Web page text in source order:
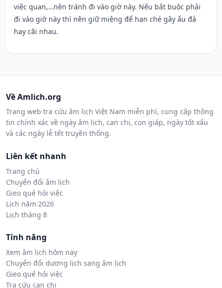
việc quan,…nên tránh đi vào giờ này. Nếu bắt buộc phải
đi vào giờ này thì nên giữ miệng để hạn ché gây ẩu đả
hay cãi nhau.
Về Amlich.org
Trang web tra cứu âm lịch Việt Nam miễn phí, cung cấp thông
tin chính xác về ngày âm lịch, can chi, con giáp, ngày tốt xấu
và các ngày lễ tết truyền thống.
Liên kết nhanh
Trang chủ
Chuyển đổi âm lịch
Gieo quẻ hỏi việc
Lịch năm 2026
Lịch tháng 8
Tính năng
Xem âm lịch hôm nay
Chuyển đổi dương lịch sang âm lịch
Gieo quẻ hỏi việc
Tra cứu can chi